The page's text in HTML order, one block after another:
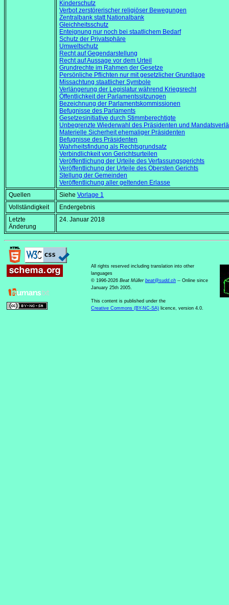
Kinderschutz
Verbot zerstörerischer religiöser Bewegungen
Zentralbank statt Nationalbank
Gleichheitsschutz
Enteignung nur noch bei staatlichem Bedarf
Schutz der Privatsphäre
Umweltschutz
Recht auf Gegendarstellung
Recht auf Aussage vor dem Urteil
Grundrechte im Rahmen der Gesetze
Persönliche Pflichten nur mit gesetzlicher Grundlage
Missachtung staatlicher Symbole
Verlängerung der Legislatur während Kriegsrecht
Öffentlichkeit der Parlamentssitzungen
Bezeichnung der Parlamentskommissionen
Befugnisse des Parlaments
Gesetzesinitiative durch Stimmberechtigte
Unbegrenzte Wiederwahl des Präsidenten und
Materielle Sicherheit ehemaliger Präsidenten
Befugnisse des Präsidenten
Wahrheitsfindung als Rechtsgrundsatz
Verbindlichkeit von Gerichtsurteilen
Veröffentlichung der Urteile des Verfassungsgerichts
Veröffentlichung der Urteile des Obersten Gerichts
Stellung der Gemeinden
Veröffentlichung aller geltenden Erlasse
Quellen
Siehe Vorlage 1
Vollständigkeit
Endergebnis
Letzte
Änderung
24. Januar 2018
All rights reserved including translation into other
languages
© 1996-2026 Beat Müller beat@sudd.ch -- Online since
January 25th 2005.
This content is published under the
Creative Commons (BY-NC-SA) licence, version 4.0.